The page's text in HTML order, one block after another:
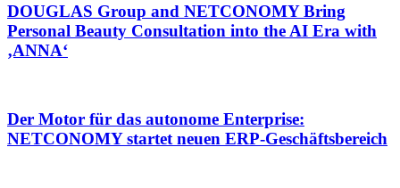
DOUGLAS Group and NETCONOMY Bring
Personal Beauty Consultation into the AI Era with
‚ANNA‘
Der Motor für das autonome Enterprise:
NETCONOMY startet neuen ERP-Geschäftsbereich